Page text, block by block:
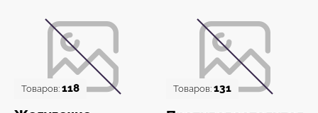
Товаров: 118 Товаров: 131